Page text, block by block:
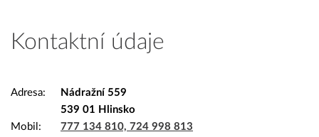
Kontaktní údaje
Adresa
Nádražní 559
539 01 Hlinsko
Mobil
777 134 810, 724 998 813